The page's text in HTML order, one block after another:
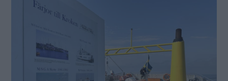
inte bara för att vår plåtis och husvagnen tar plats. Det är
helt enkelt inte fullbokat – att ställa sig i sista minuten-filen
och hoppas på plats kan med andra ord löna sig.
Åtminstone om man inte ska iväg de mest populära
tiderna.
Att köra ombord visar sig vara en baggis. Vi blir påvinkade